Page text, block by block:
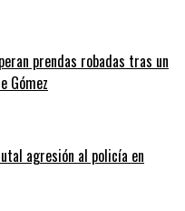
prendas robadas tras un
Gómez
agresión al policía en